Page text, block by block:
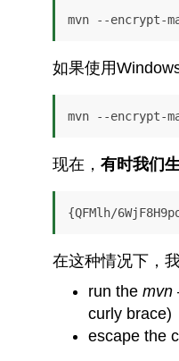
mvn --encrypt-
如果使用
mvn --encrypt-
现在， 有时我们
{QFMlh/
在这种情况下，
run the mvn
curly brace)
escape the